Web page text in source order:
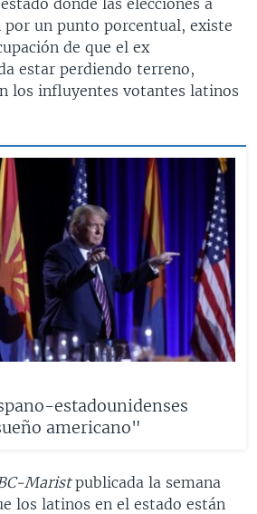
por un punto porcentual, existe
de que el ex
estar perdiendo terreno,
los influyentes votantes latinos
estadounidenses
americano"
Maristpublicada la semana
los latinos en el estado están